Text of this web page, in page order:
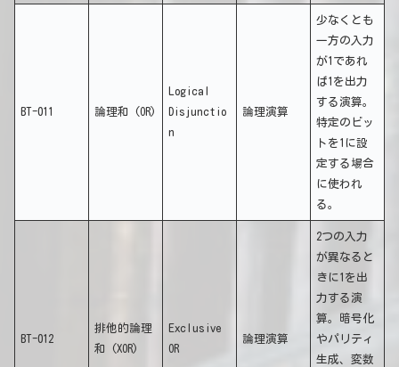
BT-011 論理和 (OR)
Logical
Disjunctio
n
論理演算
少なくとも
一方の入力
が1であれ
ば1を出力
する演算。
特定のビッ
トを1に設
定する場合
に使われ
る。
BT-012
排他的論理
和 (XOR)
Exclusive
OR
論理演算
2つの入力
が異なると
きに1を出
力する演
算。暗号化
やパリティ
生成、変数